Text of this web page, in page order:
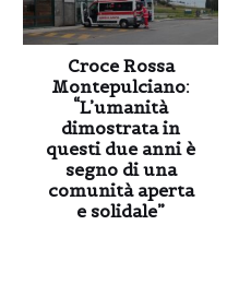
Croce Rossa
Montepulciano:
“L’umanità
dimostrata in
questi due anni è
segno di una
comunità aperta
e solidale”